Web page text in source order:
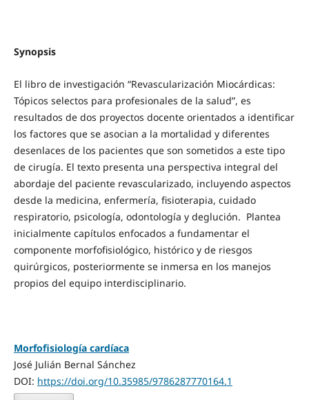
Synopsis
El libro de investigación “Revascularización Miocárdicas:
Tópicos selectos para profesionales de la salud”, es
resultados de dos proyectos docente orientados a identificar
los factores que se asocian a la mortalidad y diferentes
desenlaces de los pacientes que son sometidos a este tipo
de cirugía. El texto presenta una perspectiva integral del
abordaje del paciente revascularizado, incluyendo aspectos
desde la medicina, enfermería, fisioterapia, cuidado
respiratorio, psicología, odontología y deglución. Plantea
inicialmente capítulos enfocados a fundamentar el
componente morfofisiológico, histórico y de riesgos
quirúrgicos, posteriormente se inmersa en los manejos
propios del equipo interdisciplinario.
Morfofisiología cardíaca
José Julián Bernal Sánchez
DOI: https://doi.org/10.35985/9786287770164.1